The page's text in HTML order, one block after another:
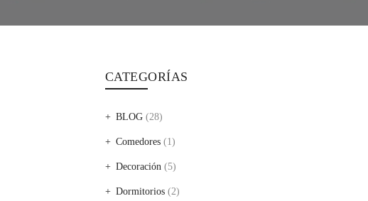
CATEGORÍAS
BLOG(28)
Comedores(1)
Decoración(5)
Dormitorios(2)